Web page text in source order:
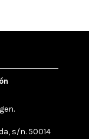
s/n. 50014